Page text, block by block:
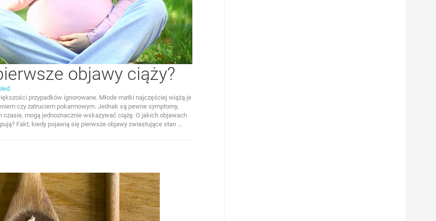
objawy ciąży?
przypadków ignorowane. Młode matki najczęściej wiążą je
czy zatruciem pokarmowym. Jednak są pewne symptomy,
mogą jednoznacznie wskazywać ciążę. O jakich objawach
Fakt, kiedy pojawią się pierwsze objawy zwiastujące stan …